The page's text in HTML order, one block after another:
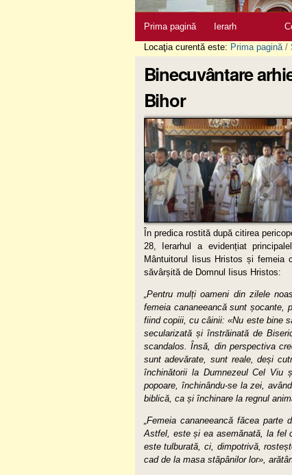
Prima pagină Ierarh
Locaţia curentă este: Prima pagină /
Binecuvântare
Bihor
În predica rostită după citirea
28, Ierarhul a evidențiat
Mântuitorul Iisus Hristos și femeia
săvârșită de Domnul Iisus Hristos:
„Pentru mulți oameni din zilele
femeia cananeeancă sunt șocante,
fiind copiii, cu câinii: «Nu este bine
secularizată și înstrăinată de
scandalos. Însă, din perspectiva
sunt adevărate, sunt reale, deși
închinătorii la Dumnezeul Cel Viu
popoare, închinându-se la zei,
biblică, ca și închinare la regnul
„Femeia cananeeancă făcea
Astfel, este și ea asemănată, la fel
este tulburată, ci, dimpotrivă,
cad de la masa stăpânilor lor»,